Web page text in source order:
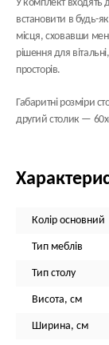
У комплект входять
встановити в будь-
місця, сховавши
рішення для
просторів.
Габаритні розміри
другий столик —
Колір основний
Тип меблів
Тип столу
Висота, см
Ширина, см